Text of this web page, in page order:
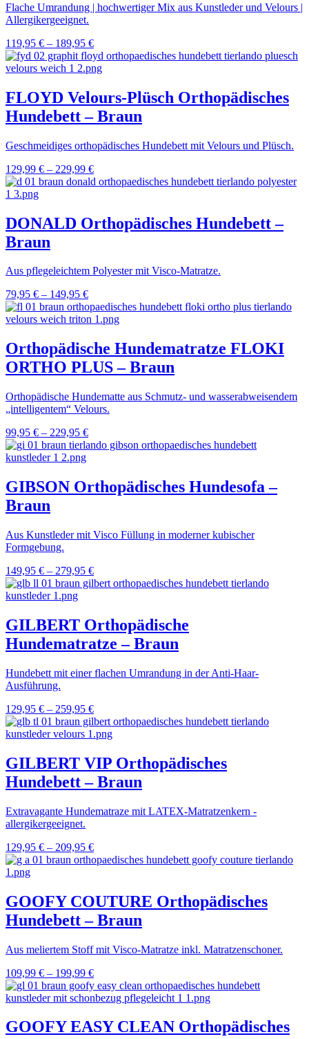
Flache Umrandung | hochwertiger Mix aus Kunstleder und Velours |
Allergikergeeignet.
119,95 € – 189,95 €
FLOYD Velours-Plüsch Orthopädisches
Hundebett – Braun
Geschmeidiges orthopädisches Hundebett mit Velours und Plüsch.
129,99 € – 229,99 €
DONALD Orthopädisches Hundebett –
Braun
Aus pflegeleichtem Polyester mit Visco-Matratze.
79,95 € – 149,95 €
Orthopädische Hundematratze FLOKI
ORTHO PLUS – Braun
Orthopädische Hundematte aus Schmutz- und wasserabweisendem
„intelligentem“ Velours.
99,95 € – 229,95 €
GIBSON Orthopädisches Hundesofa –
Braun
Aus Kunstleder mit Visco Füllung in moderner kubischer
Formgebung.
149,95 € – 279,95 €
GILBERT Orthopädische
Hundematratze – Braun
Hundebett mit einer flachen Umrandung in der Anti-Haar-
Ausführung.
129,95 € – 259,95 €
GILBERT VIP Orthopädisches
Hundebett – Braun
Extravagante Hundematraze mit LATEX-Matratzenkern -
allergikergeeignet.
129,95 € – 209,95 €
GOOFY COUTURE Orthopädisches
Hundebett – Braun
Aus meliertem Stoff mit Visco-Matratze inkl. Matratzenschoner.
109,99 € – 199,99 €
GOOFY EASY CLEAN Orthopädisches